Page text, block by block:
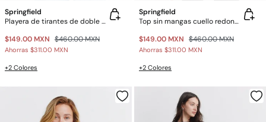
Springfield
Playera de tirantes de doble tejido
$149.00 MXN $460.00 MXN
Ahorras $311.00 MXN
+2 Colores
Springfield
Top sin mangas cuello redondo de algodón
$149.00 MXN $460.00 MXN
Ahorras $311.00 MXN
+2 Colores